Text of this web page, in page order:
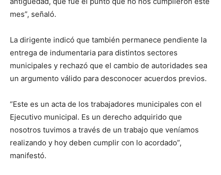
mes”, señaló.
La dirigente indicó que también permanece pendiente la
entrega de indumentaria para distintos sectores
municipales y rechazó que el cambio de autoridades sea
un argumento válido para desconocer acuerdos previos.
“Este es un acta de los trabajadores municipales con el
Ejecutivo municipal. Es un derecho adquirido que
nosotros tuvimos a través de un trabajo que veníamos
realizando y hoy deben cumplir con lo acordado”,
manifestó.